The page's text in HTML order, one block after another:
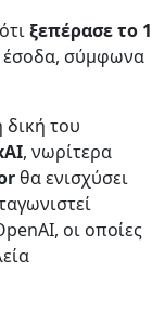
ξεπέρασε το 1
έσοδα, σύμφωνα
δική του
, νωρίτερα
θα ενισχύσει
οι οποίες